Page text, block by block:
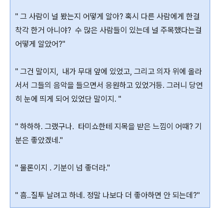
" 그 사람이 널 봤는지 어떻게 알아? 혹시 다른 사람에게 한걸
착각 한거 아니야? 수 많은 사람들이 있는데 널 주목했다는걸
어떻게 알았어?"
" 그건 말이지, 내가 무대 앞에 있었고, 그리고 의자 위에 올라
서서 그들의 음악을 들으면서 응원하고 있었거등. 그러니 당연
히 눈에 띄게 되어 있었단 말이지. "
" 하하하. 그랬구나. 타미쇼한테 지목을 받은 느낌이 어때? 기
분은 좋았겠네."
" 물론이지 . 기분이 넘 좋더라."
" 흠..질투 날려고 하네. 정말 나보다 더 좋아하면 안 되는데?"